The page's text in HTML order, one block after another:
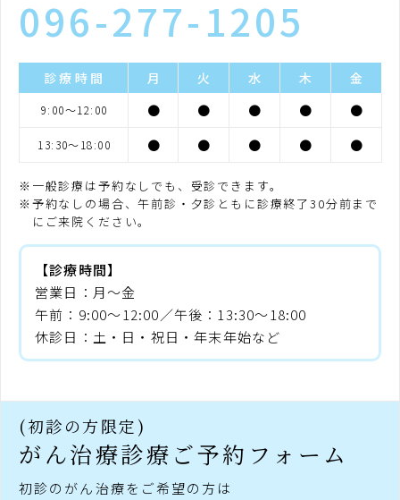
096-277-1205
診療時間 月 火 水 木 金
9:00〜12:00 ● ● ● ● ●
13:30〜18:00 ● ● ● ● ●
一般診療は予約なしでも、受診できます。
予約なしの場合、午前診・夕診ともに診療終了30分前まで
にご来院ください。
【診療時間】
営業日
月〜金
午前
9:00〜12:00 午後
13:30〜18:00
休診日
土・日・祝日・年末年始など
(初診の方限定)
がん治療診療ご予約フォーム
初診のがん治療をご希望の方は